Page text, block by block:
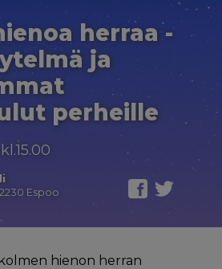
herraa -
ja
perheille
Espoo
hienon herran